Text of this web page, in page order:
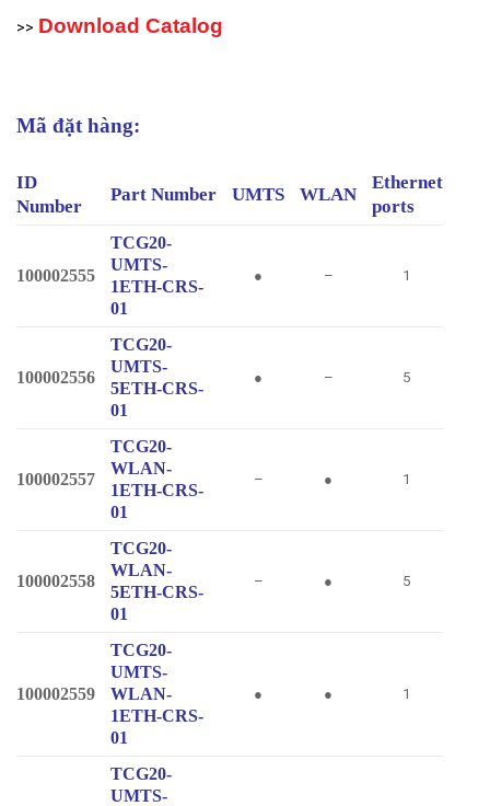
>> Download Catalog
Mã đặt hàng:
ID
Number
Part Number UMTS WLAN
Ethernet
ports
100002555
TCG20-
UMTS-
1ETH-CRS-
01
● – 1
100002556
TCG20-
UMTS-
5ETH-CRS-
01
● – 5
100002557
TCG20-
WLAN-
1ETH-CRS-
01
– ● 1
100002558
TCG20-
WLAN-
5ETH-CRS-
01
– ● 5
100002559
TCG20-
UMTS-
WLAN-
1ETH-CRS-
01
● ● 1
TCG20-
UMTS-